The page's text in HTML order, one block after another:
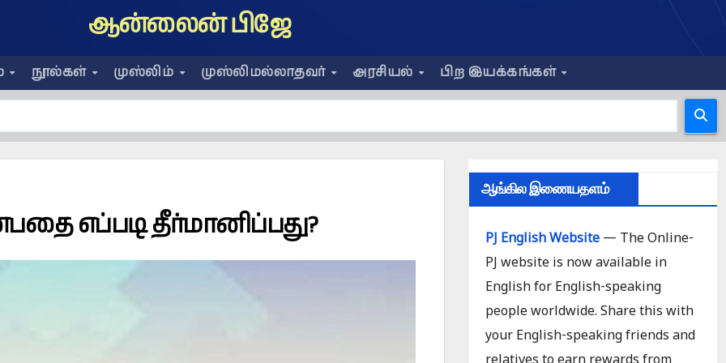
ஆன்லைன் பிஜே
நூல்கள் முஸ்லிம் முஸ்லிமல்லாதவர் அரசியல் பிற இயக்கங்கள்
எப்படி தீர்மானிப்பது?
ஆங்கில இணையதளம்
PJ English Website— The Online-
PJ website is now available in
English for English-speaking
people worldwide. Share this with
your English-speaking friends and